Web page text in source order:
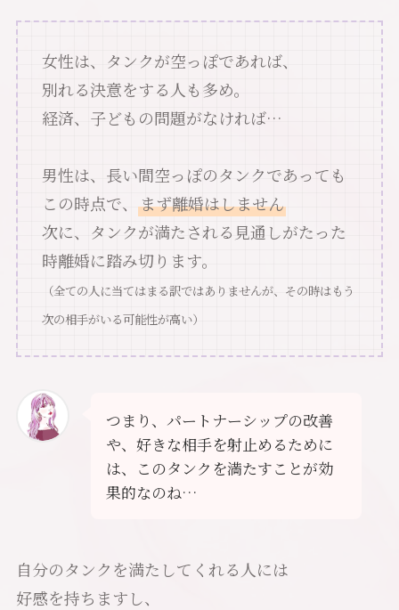
女性は、タンクが空っぽであれば、
別れる決意をする人も多め。
経済、子どもの問題がなければ…
男性は、長い間空っぽのタンクであっても
この時点で、 まず離婚はしません
次に、タンクが満たされる見通しがたった
時離婚に踏み切ります。
（全ての人に当てはまる訳ではありませんが、その時はもう
次の相手がいる可能性が高い）
つまり、パートナーシップの改善
や、好きな相手を射止めるために
は、このタンクを満たすことが効
果的なのね…
自分のタンクを満たしてくれる人には
好感を持ちますし、